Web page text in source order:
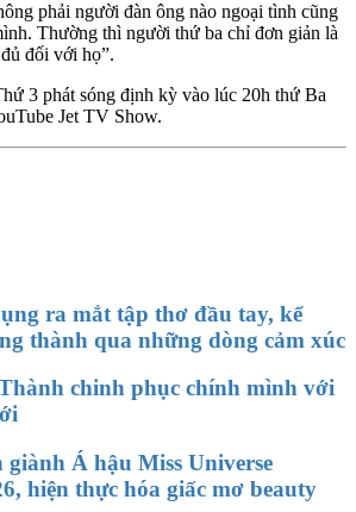
phải người đàn ông nào ngoại tình cũng
Thường thì người thứ ba chỉ đơn giản là
đối với họ”.
3 phát sóng định kỳ vào lúc 20h thứ Ba
Jet TV Show.
ra mắt tập thơ đầu tay, kể
thành qua những dòng cảm xúc
chinh phục chính mình với
giành Á hậu Miss Universe
hiện thực hóa giấc mơ beauty